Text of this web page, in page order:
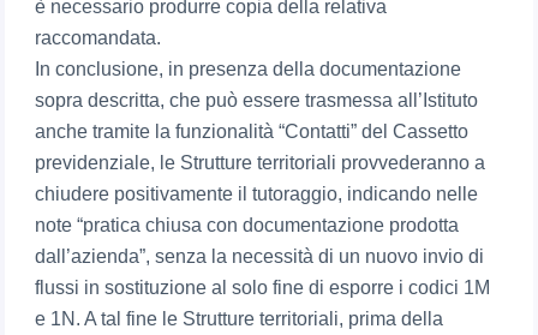
è necessario produrre copia della relativa
raccomandata.
In conclusione, in presenza della documentazione
sopra descritta, che può essere trasmessa all’Istituto
anche tramite la funzionalità “Contatti” del Cassetto
previdenziale, le Strutture territoriali provvederanno a
chiudere positivamente il tutoraggio, indicando nelle
note “pratica chiusa con documentazione prodotta
dall’azienda”, senza la necessità di un nuovo invio di
flussi in sostituzione al solo fine di esporre i codici 1M
e 1N. A tal fine le Strutture territoriali, prima della